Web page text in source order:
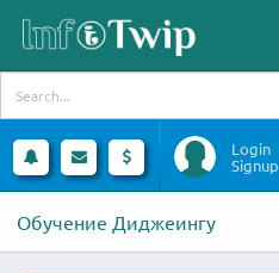
Login
Signup
Обучение Диджеингу